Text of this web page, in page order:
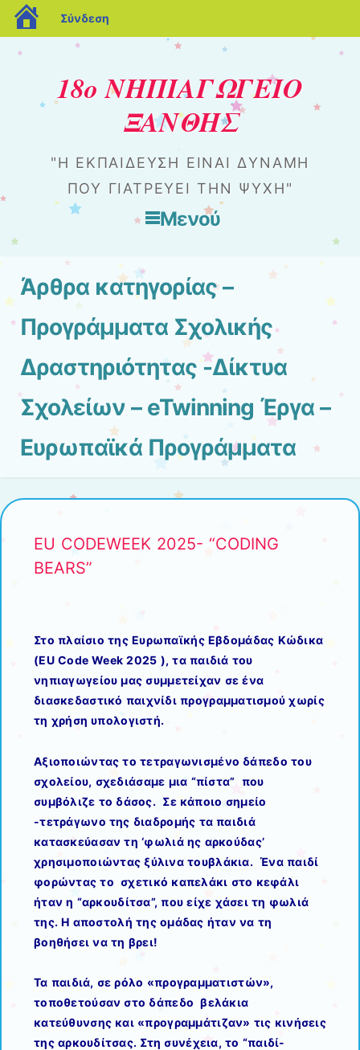
blogs.sch.gr
Σύνδεση
18ο ΝΗΠΙΑΓΩΓΕΙΟ
ΞΑΝΘΗΣ
"Η ΕΚΠΑΊΔΕΥΣΗ ΕΊΝΑΙ ΔΎΝΑΜΗ
ΠΟΥ ΓΙΑΤΡΕΎΕΙ ΤΗΝ ΨΥΧΉ"
Μενού
Μετάβαση στο περιεχόμενο
Άρθρα κατηγορίας–
Προγράμματα Σχολικής
Δραστηριότητας -Δίκτυα
Σχολείων – eTwinning Έργα –
Ευρωπαϊκά Προγράμματα
EU CODEWEEK 2025- “CODING
BEARS”
Στο πλαίσιο της Ευρωπαϊκής Εβδομάδας Κώδικα
(EU Code Week 2025 ), τα παιδιά του
νηπιαγωγείου μας συμμετείχαν σε ένα
διασκεδαστικό παιχνίδι προγραμματισμού χωρίς
τη χρήση υπολογιστή.
Αξιοποιώντας το τετραγωνισμένο δάπεδο του
σχολείου, σχεδιάσαμε μια “πίστα” που
συμβόλιζε το δάσος. Σε κάποιο σημείο
-τετράγωνο της διαδρομής τα παιδιά
κατασκεύασαν τη ‘φωλιά ης αρκούδας’
χρησιμοποιώντας ξύλινα τουβλάκια. Ένα παιδί
φορώντας το σχετικό καπελάκι στο κεφάλι
ήταν η “αρκουδίτσα”, που είχε χάσει τη φωλιά
της. Η αποστολή της ομάδας ήταν να τη
βοηθήσει να τη βρει!
Τα παιδιά, σε ρόλο «προγραμματιστών»,
τοποθετούσαν στο δάπεδο βελάκια
κατεύθυνσης και «προγραμμάτιζαν» τις κινήσεις
της αρκουδίτσας. Στη συνέχεια, το “παιδί-